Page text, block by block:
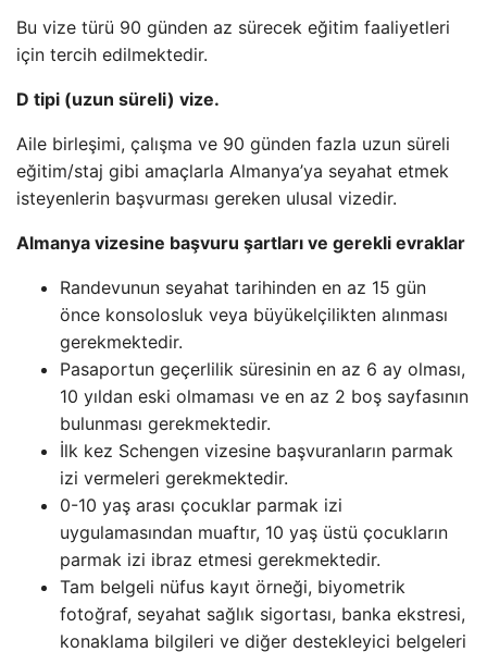
Bu vize türü 90 günden az sürecek eğitim faaliyetleri
için tercih edilmektedir.
D tipi (uzun süreli) vize.
Aile birleşimi, çalışma ve 90 günden fazla uzun süreli
eğitim/staj gibi amaçlarla Almanya’ya seyahat etmek
isteyenlerin başvurması gereken ulusal vizedir.
Almanya vizesine başvuru şartları ve gerekli evraklar
Randevunun seyahat tarihinden en az 15 gün
önce konsolosluk veya büyükelçilikten alınması
gerekmektedir.
Pasaportun geçerlilik süresinin en az 6 ay olması,
10 yıldan eski olmaması ve en az 2 boş sayfasının
bulunması gerekmektedir.
İlk kez Schengen vizesine başvuranların parmak
izi vermeleri gerekmektedir.
0-10 yaş arası çocuklar parmak izi
uygulamasından muaftır, 10 yaş üstü çocukların
parmak izi ibraz etmesi gerekmektedir.
Tam belgeli nüfus kayıt örneği, biyometrik
fotoğraf, seyahat sağlık sigortası, banka ekstresi,
konaklama bilgileri ve diğer destekleyici belgeleri